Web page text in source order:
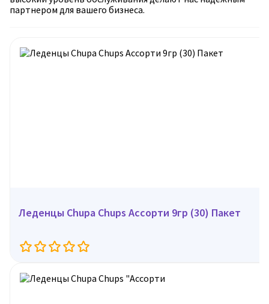
партнером для вашего бизнеса.
Леденцы Chupa Chups Ассорти 9гр (30) Пакет